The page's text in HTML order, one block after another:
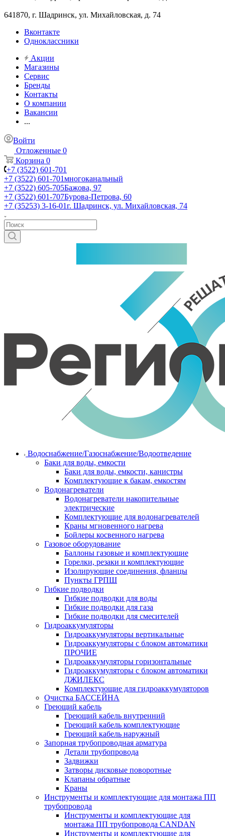
641870, г. Шадринск, ул. Михайловская, д. 74
Вконтакте
Одноклассники
Акции
Магазины
Сервис
Бренды
Контакты
О компании
Вакансии
...
Войти
Отложенные 0
Корзина 0
+7 (3522) 601-701
+7 (3522) 601-701многоканальный
+7 (3522) 605-705Бажова, 97
+7 (3522) 601-707Бурова-Петрова, 60
+7 (35253) 3-16-01г. Шадринск, ул. Михайловская, 74
Водоснабжение/Газоснабжение/Водоотведение
Баки для воды, емкости
Баки для воды, емкости, канистры
Комплектующие к бакам, емкостям
Водонагреватели
Водонагреватели накопительные
электрические
Комплектующие для водонагревателей
Краны мгновенного нагрева
Бойлеры косвенного нагрева
Газовое оборудование
Баллоны газовые и комплектующие
Горелки, резаки и комплектующие
Изолирующие соединения, фланцы
Пункты ГРПШ
Гибкие подводки
Гибкие подводки для воды
Гибкие подводки для газа
Гибкие подводки для смесителей
Гидроаккумуляторы
Гидроаккумуляторы вертикальные
Гидроаккумуляторы с блоком автоматики
ПРОЧИЕ
Гидроаккумуляторы горизонтальные
Гидроаккумуляторы с блоком автоматики
ДЖИЛЕКС
Комплектующие для гидроаккумуляторов
Очистка БАССЕЙНА
Греющий кабель
Греющий кабель внутренний
Греющий кабель комплектующие
Греющий кабель наружный
Запорная трубопроводная арматура
Детали трубопровода
Задвижки
Затворы дисковые поворотные
Клапаны обратные
Краны
Инструменты и комплектующие для монтажа ПП
трубопровода
Инструменты и комплектующие для
монтажа ПП трубопровода CANDAN
Инструменты и комплектующие для